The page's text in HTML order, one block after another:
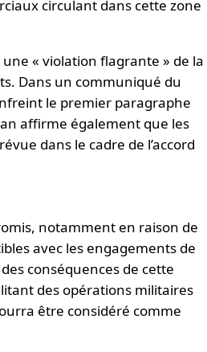
circulant dans cette zone
« violation flagrante » de la
Dans un communiqué du
le premier paragraphe
affirme également que les
dans le cadre de l’accord
notamment en raison de
avec les engagements de
conséquences de cette
des opérations militaires
être considéré comme